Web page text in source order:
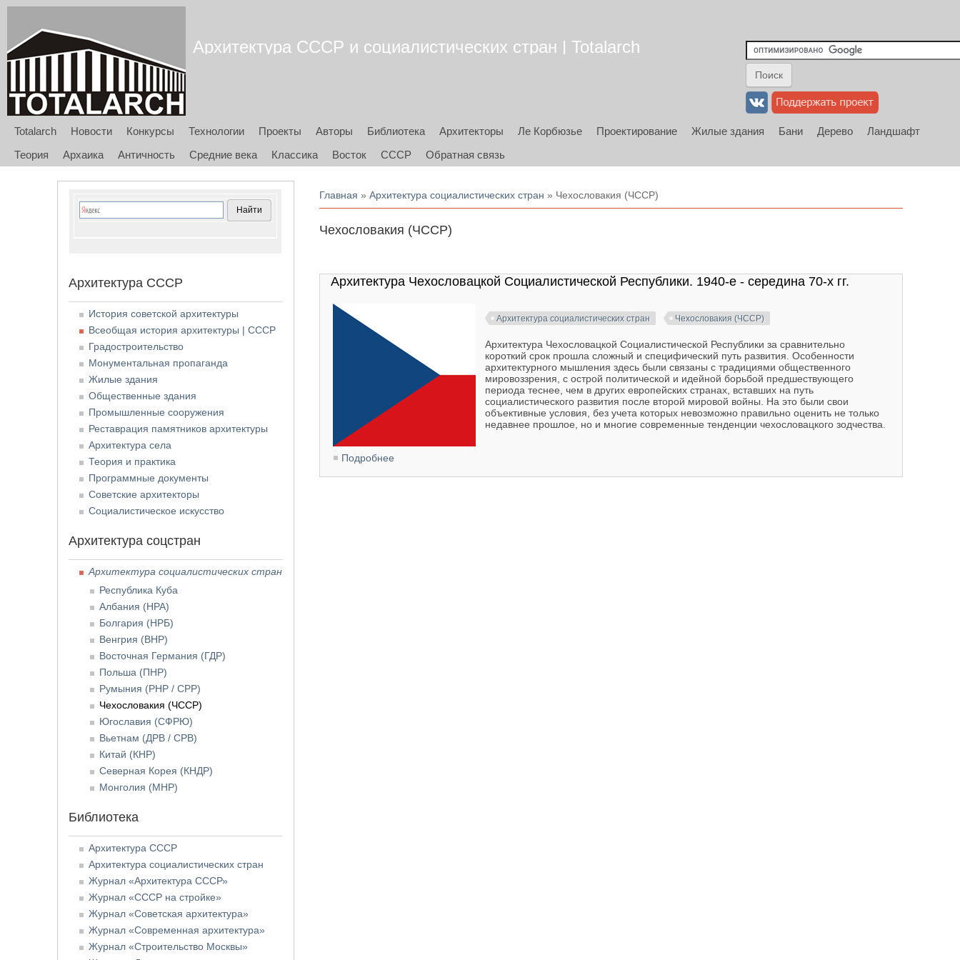
Архитектура СССР и социалистических стран | Totalarch
Totalarch Новости Конкурсы Технологии Проекты Авторы Библиотека Архитекторы Ле Корбюзье Проектирование Жилые здания Бани Дерево
Ландшафт
Теория
Архаика Античность Средние века Классика Восток СССР Обратная связь
Вы здесь
Главная »Архитектура социалистических стран » Чехословакия (ЧССР)
Чехословакия (ЧССР)
Архитектура Чехословацкой Социалистической Республики. 1940-е - середина 70-х гг.
Архитектура социалистических стран Чехословакия (ЧССР)
Архитектура Чехословацкой Социалистической Республики за сравнительно
короткий срок прошла сложный и специфический путь развития. Особенности
архитектурного мышления здесь были связаны с традициями общественного
мировоззрения, с острой политической и идейной борьбой предшествующего
периода теснее, чем в других европейских странах, вставших на путь
социалистического развития после второй мировой войны. На это были свои
объективные условия, без учета которых невозможно правильно оценить не только
недавнее прошлое, но и многие современные тенденции чехословацкого зодчества.
Подробнее
Архитектура СССР
История советской архитектуры
Всеобщая история архитектуры | СССР
Градостроительство
Монументальная пропаганда
Жилые здания
Общественные здания
Промышленные сооружения
Реставрация памятников архитектуры
Архитектура села
Теория и практика
Программные документы
Советские архитекторы
Социалистическое искусство
Архитектура соцстран
Архитектура социалистических стран
Республика Куба
Албания (НРА)
Болгария (НРБ)
Венгрия (ВНР)
Восточная Германия (ГДР)
Польша (ПНР)
Румыния (РНР / СРР)
Чехословакия (ЧССР)
Югославия (СФРЮ)
Вьетнам (ДРВ / СРВ)
Китай (КНР)
Северная Корея (КНДР)
Монголия (МНР)
Библиотека
Архитектура СССР
Архитектура социалистических стран
Журнал «Архитектура СССР»
Журнал «СССР на стройке»
Журнал «Советская архитектура»
Журнал «Современная архитектура»
Журнал «Строительство Москвы»